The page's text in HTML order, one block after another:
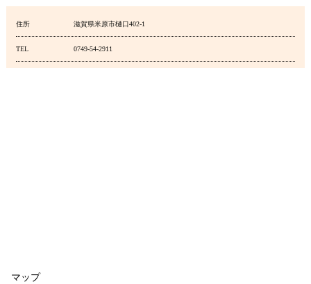
住所 滋賀県米原市樋口402-1
TEL 0749-54-2911
マップ